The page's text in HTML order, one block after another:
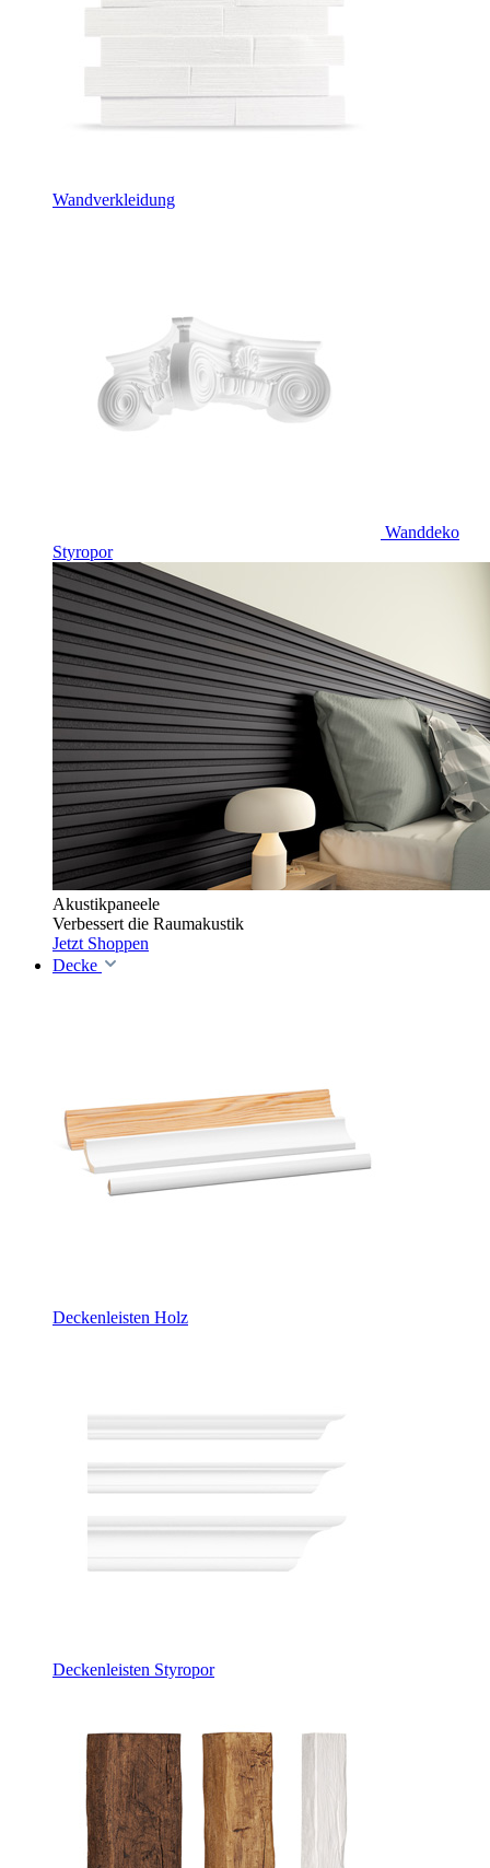
Wandverkleidung
Wanddeko
Styropor
Akustikpaneele
Verbessert die Raumakustik
Jetzt Shoppen
Decke
Deckenleisten Holz
Deckenleisten Styropor